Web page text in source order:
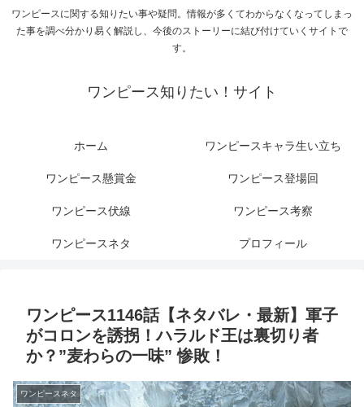
ワンピースに関する知りたい事や疑問。情報が多くてわからなくなってしまっ
た事を調べ分かり易く解説し、今後のストーリーに結び付けていくサイトで
す。
ワンピース知りたい！サイト
ホーム ワンピースキャラ生い立ち
ワンピース懸賞金 ワンピース登場回
ワンピース伏線 ワンピース考察
ワンピースネタ プロフィール
ワンピース1146話【ネタバレ・最新】軍子
がコロンを誘拐！ハラルド王は裏切り者
か？”麦わらの一味” 惨敗！
ワンピースネタ